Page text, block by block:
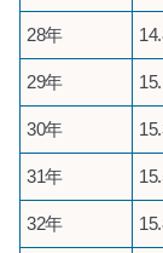
28年
29年
30年
31年
32年